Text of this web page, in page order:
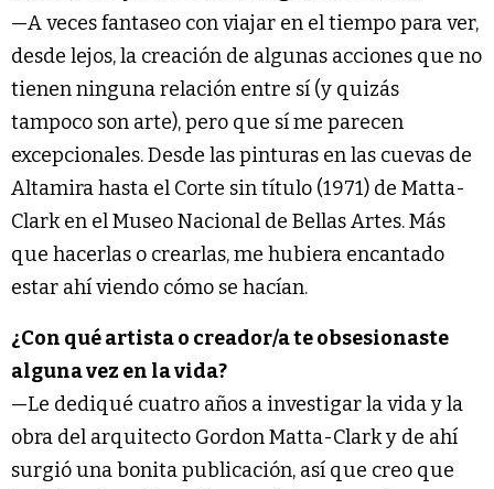
—A veces fantaseo con viajar en el tiempo para ver,
desde lejos, la creación de algunas acciones que no
tienen ninguna relación entre sí (y quizás
tampoco son arte), pero que sí me parecen
excepcionales. Desde las pinturas en las cuevas de
Altamira hasta el Corte sin título (1971) de Matta-
Clark en el Museo Nacional de Bellas Artes. Más
que hacerlas o crearlas, me hubiera encantado
estar ahí viendo cómo se hacían.
¿Con qué artista o creador/a te obsesionaste
alguna vez en la vida?
—Le dediqué cuatro años a investigar la vida y la
obra del arquitecto Gordon Matta-Clark y de ahí
surgió una bonita publicación, así que creo que